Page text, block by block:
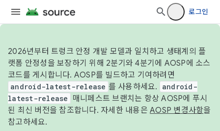
로그인
2026년부터 트렁크 안정 개발 모델과 일치하고 생태계의 플
랫폼 안정성을 보장하기 위해 2분기와 4분기에 AOSP에 소스
코드를 게시합니다. AOSP를 빌드하고 기여하려면
android-latest-release 를 사용하세요.
android-
latest-release
매니페스트 브랜치는 항상 AOSP에 푸시
된 최신 버전을 참조합니다. 자세한 내용은 AOSP 변경사항을
참고하세요.